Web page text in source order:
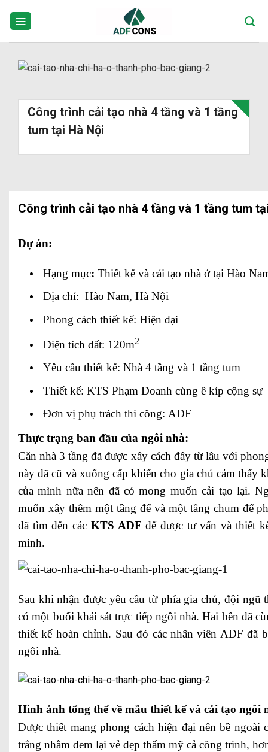
Công trình cải tạo nhà 4 tầng và 1 tầng
tum tại Hà Nội
Công trình cải tạo nhà 4 tầng và 1 tầng tum
Dự án:
Hạng mục: Thiết kế và cải tạo nhà ở tại Hào
Địa chỉ: Hào Nam, Hà Nội
Phong cách thiết kế: Hiện đại
Diện tích đất: 120m2
Yêu cầu thiết kế: Nhà 4 tầng và 1 tầng tum
Thiết kế: KTS Phạm Doanh cùng ê kíp cộng sự
Đơn vị phụ trách thi công: ADF
Thực trạng ban đầu của ngôi nhà:
Căn nhà 3 tầng đã được xây cách đây từ lâu với
này đã cũ và xuống cấp khiến cho gia chủ cảm thấy
của mình nữa nên đã có mong muốn cải tạo lại.
muốn xây thêm một tầng để và một tầng chum để
đã tìm đến các KTS ADF để được tư vấn và thiết
mình.
Sau khi nhận được yêu cầu từ phía gia chủ, đội ngũ
có một buổi khải sát trực tiếp ngôi nhà. Hai bên đã
thiết kế hoàn chỉnh. Sau đó các nhân viên ADF đã
ngôi nhà.
Hình ảnh tổng thể về mẫu thiết kế và cải tạo ngôi
Được thiết mang phong cách hiện đại nên bề ngoài
trắng nhằm đem lại vẻ đẹp thẩm mỹ cả công trình,